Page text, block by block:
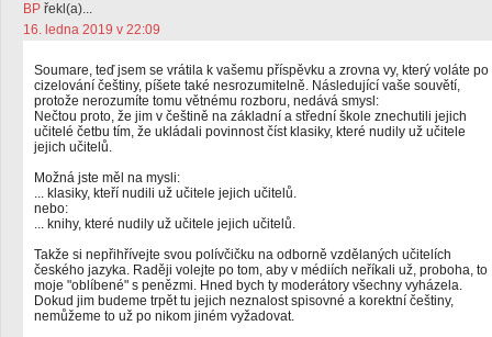
BP řekl(a)...
16. ledna 2019 v 22:09
Soumare, teď jsem se vrátila k vašemu příspěvku a zrovna vy, který voláte po
cizelování češtiny, píšete také nesrozumitelně. Následující vaše souvětí,
protože nerozumíte tomu větnému rozboru, nedává smysl:
Nečtou proto, že jim v češtině na základní a střední škole znechutili jejich
učitelé četbu tím, že ukládali povinnost číst klasiky, které nudily už učitele
jejich učitelů.
Možná jste měl na mysli:
... klasiky, kteří nudili už učitele jejich učitelů.
nebo:
... knihy, které nudily už učitele jejich učitelů.
Takže si nepřihřívejte svou polívčičku na odborně vzdělaných učitelích
českého jazyka. Raději volejte po tom, aby v médiích neříkali už, proboha, to
moje "oblíbené" s penězmi. Hned bych ty moderátory všechny vyházela.
Dokud jim budeme trpět tu jejich neznalost spisovné a korektní češtiny,
nemůžeme to už po nikom jiném vyžadovat.